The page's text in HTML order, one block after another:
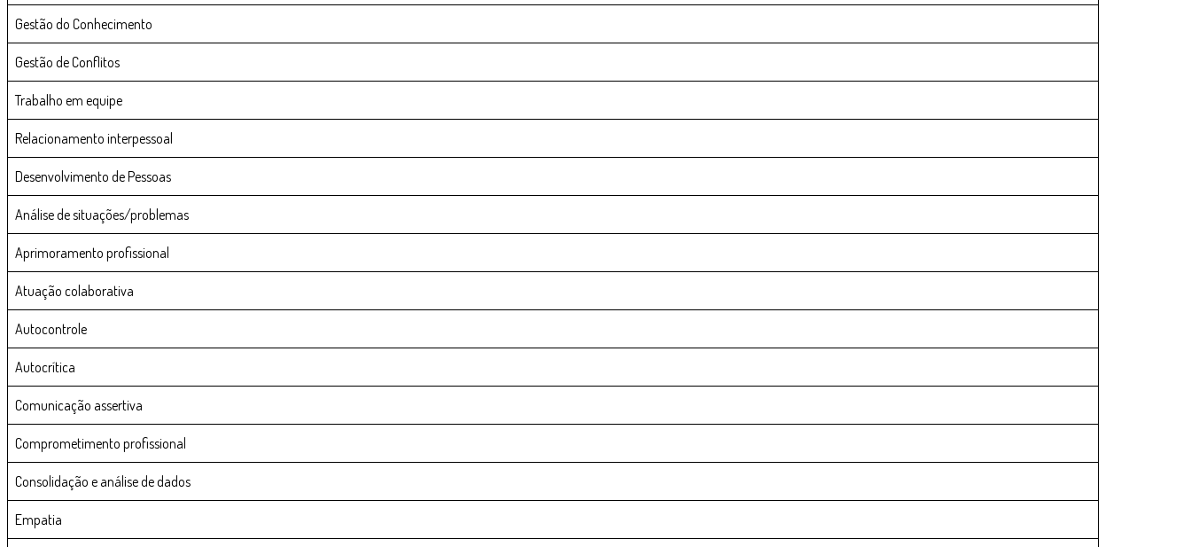
Gestão do Conhecimento
Gestão de Conflitos
Trabalho em equipe
Relacionamento interpessoal
Desenvolvimento de Pessoas
Análise de situações/problemas
Aprimoramento profissional
Atuação colaborativa
Autocontrole
Autocrítica
Comunicação assertiva
Comprometimento profissional
Consolidação e análise de dados
Empatia